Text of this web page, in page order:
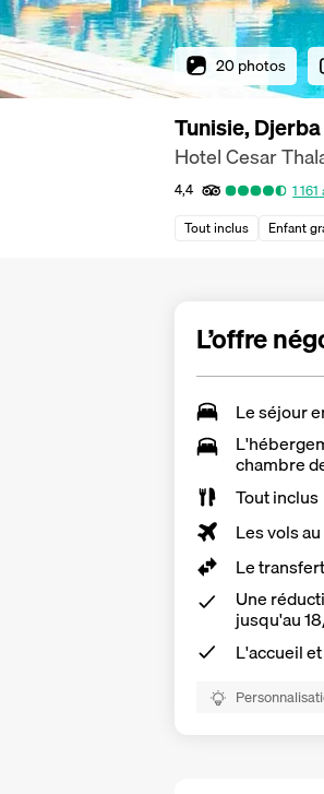
20 photos
Tunisie, Djerba
Hotel Cesar
4,4 1 161
Tout inclus
Enfant
L’offre
Le séjour
chambre
Tout inclus
Les vols
Le
Une
jusqu'au
L'accueil